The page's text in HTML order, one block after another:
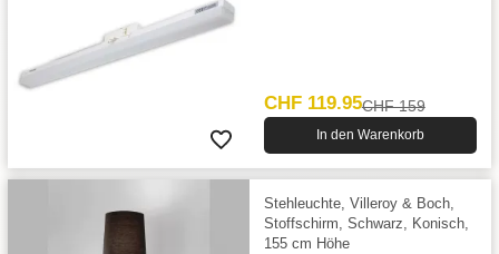
CHF 119.95CHF 159
In den Warenkorb
Stehleuchte, Villeroy & Boch,
Stoffschirm, Schwarz, Konisch,
155 cm Höhe